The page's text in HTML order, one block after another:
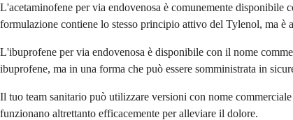
L'acetaminofene per via endovenosa è comunemente
formulazione contiene lo stesso principio attivo del Tylenol, ma è
L'ibuprofene per via endovenosa è disponibile con il nome
ibuprofene, ma in una forma che può essere somministrata in
Il tuo team sanitario può utilizzare versioni con nome
funzionano altrettanto efficacemente per alleviare il dolore.